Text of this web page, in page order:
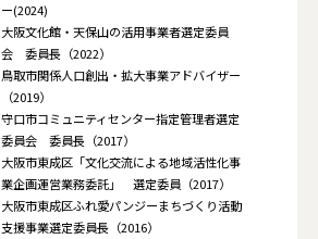
ー(2024)
大阪文化館・天保山の活用事業者選定委員
会 委員長（2022）
鳥取市関係人口創出・拡大事業アドバイザー
（2019）
守口市コミュニティセンター指定管理者選定
委員会 委員長（2017）
大阪市東成区「文化交流による地域活性化事
業企画運営業務委託」 選定委員（2017）
大阪市東成区ふれ愛パンジーまちづくり活動
支援事業選定委員長（2016）